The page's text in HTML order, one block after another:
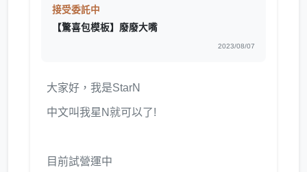
接受委託中
【驚喜包模板】廢廢大嘴
2023/08/07
大家好，我是StarN
中文叫我星N就可以了!
目前試營運中